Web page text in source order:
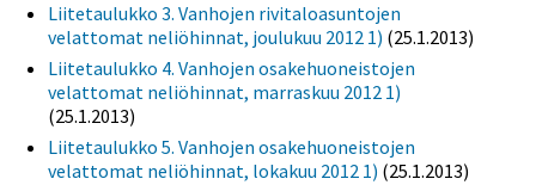
Liitetaulukko 3. Vanhojen rivitaloasuntojen
velattomat neliöhinnat, joulukuu 2012 1) (25.1.2013)
Liitetaulukko 4. Vanhojen osakehuoneistojen
velattomat neliöhinnat, marraskuu 2012 1)
(25.1.2013)
Liitetaulukko 5. Vanhojen osakehuoneistojen
velattomat neliöhinnat, lokakuu 2012 1) (25.1.2013)